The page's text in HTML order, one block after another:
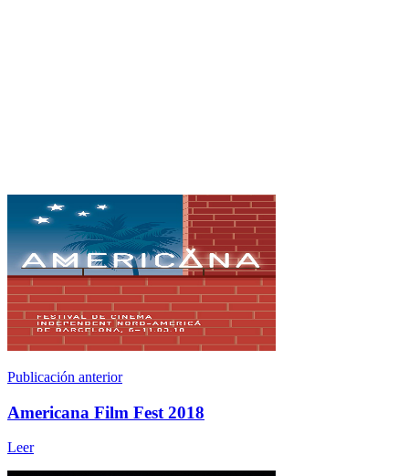
Publicación anterior
Americana Film Fest 2018
Leer